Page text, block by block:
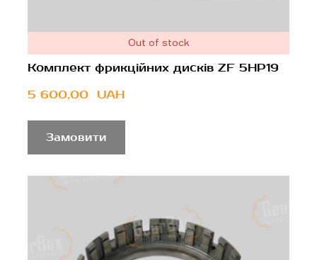
Out of stock
Комплект фрикційних дисків ZF 5HP19
5 600,00  UAH
Замовити